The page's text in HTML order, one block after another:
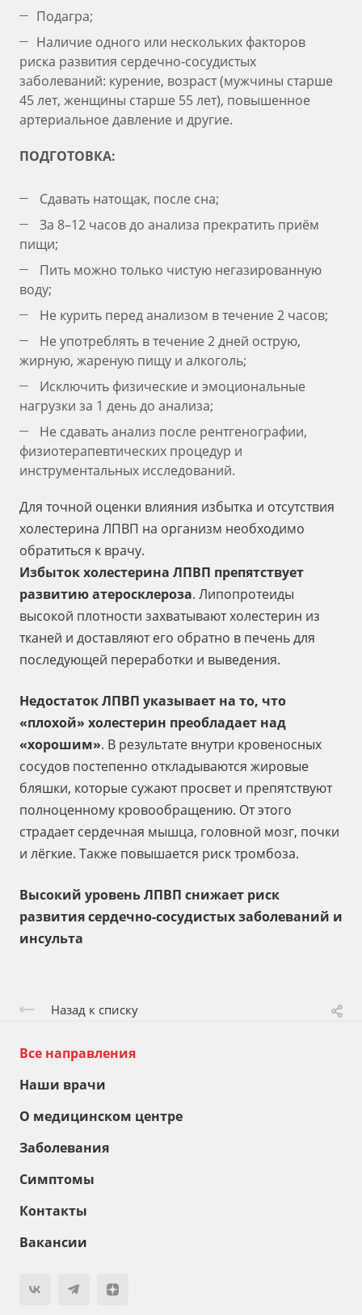
Подагра;
Наличие одного или нескольких факторов
риска развития сердечно-сосудистых
заболеваний: курение, возраст (мужчины старше
45 лет, женщины старше 55 лет), повышенное
артериальное давление и другие.
ПОДГОТОВКА:
Сдавать натощак, после сна;
За 8–12 часов до анализа прекратить приём
пищи;
Пить можно только чистую негазированную
воду;
Не курить перед анализом в течение 2 часов;
Не употреблять в течение 2 дней острую,
жирную, жареную пищу и алкоголь;
Исключить физические и эмоциональные
нагрузки за 1 день до анализа;
Не сдавать анализ после рентгенографии,
физиотерапевтических процедур и
инструментальных исследований.
Для точной оценки влияния избытка и отсутствия
холестерина ЛПВП на организм необходимо
обратиться к врачу.
Избыток холестерина ЛПВП препятствует
развитию атеросклероза. Липопротеиды
высокой плотности захватывают холестерин из
тканей и доставляют его обратно в печень для
последующей переработки и выведения.
Недостаток ЛПВП указывает на то, что
«плохой» холестерин преобладает над
«хорошим». В результате внутри кровеносных
сосудов постепенно откладываются жировые
бляшки, которые сужают просвет и препятствуют
полноценному кровообращению. От этого
страдает сердечная мышца, головной мозг, почки
и лёгкие. Также повышается риск тромбоза.
Высокий уровень ЛПВП снижает риск
развития сердечно-сосудистых заболеваний и
инсульта
Назад к списку
Все направления
Наши врачи
О медицинском центре
Заболевания
Симптомы
Контакты
Вакансии